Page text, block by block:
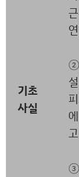
기초
사실
②
③